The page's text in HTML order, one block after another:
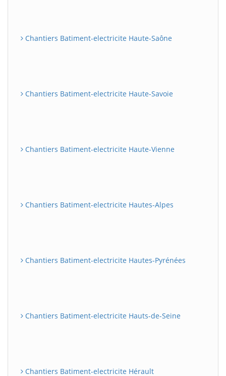
Chantiers Batiment-electricite Haute-Saône
Chantiers Batiment-electricite Haute-Savoie
Chantiers Batiment-electricite Haute-Vienne
Chantiers Batiment-electricite Hautes-Alpes
Chantiers Batiment-electricite Hautes-Pyrénées
Chantiers Batiment-electricite Hauts-de-Seine
Chantiers Batiment-electricite Hérault